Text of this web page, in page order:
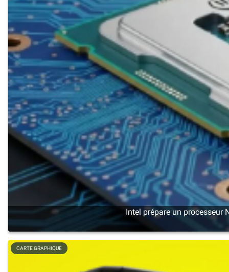
Intel prépare un processeur
CARTE GRAPHIQUE